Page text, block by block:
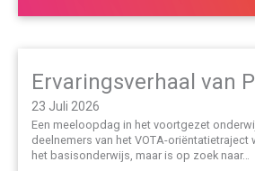
Ervaringsverhaal van
23 Juli 2026
Een meeloopdag in het voortgezet
deelnemers van het VOTA-oriëntatietraject
het basisonderwijs, maar is op zoek naar…